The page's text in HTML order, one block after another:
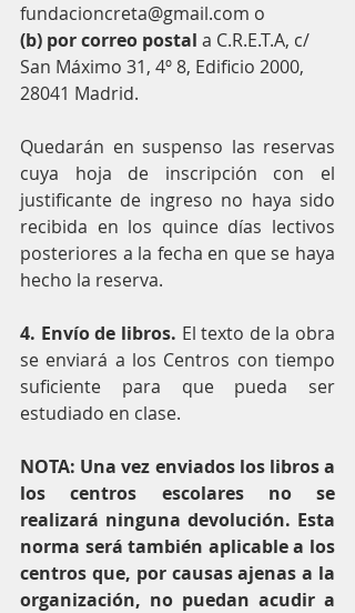
fundacioncreta@gmail.com o
(b) por correo postal a C.R.E.T.A, c/
San Máximo 31, 4º 8, Edificio 2000,
28041 Madrid.
Quedarán en suspenso las reservas
cuya hoja de inscripción con el
justificante de ingreso no haya sido
recibida en los quince días lectivos
posteriores a la fecha en que se haya
hecho la reserva.
4. Envío de libros. El texto de la obra
se enviará a los Centros con tiempo
suficiente para que pueda ser
estudiado en clase.
NOTA: Una vez enviados los libros a
los centros escolares no se
realizará ninguna devolución. Esta
norma será también aplicable a los
centros que, por causas ajenas a la
organización, no puedan acudir a